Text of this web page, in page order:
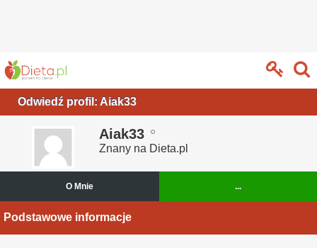
Odwiedź profil: Aiak33
Aiak33
Znany na Dieta.pl
O Mnie ...
Podstawowe informacje